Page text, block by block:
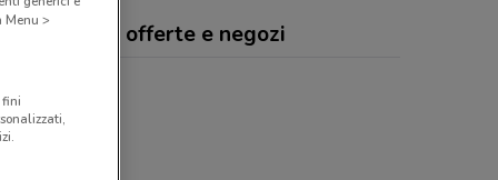
Agricole, offerte e negozi
Menu >
fini